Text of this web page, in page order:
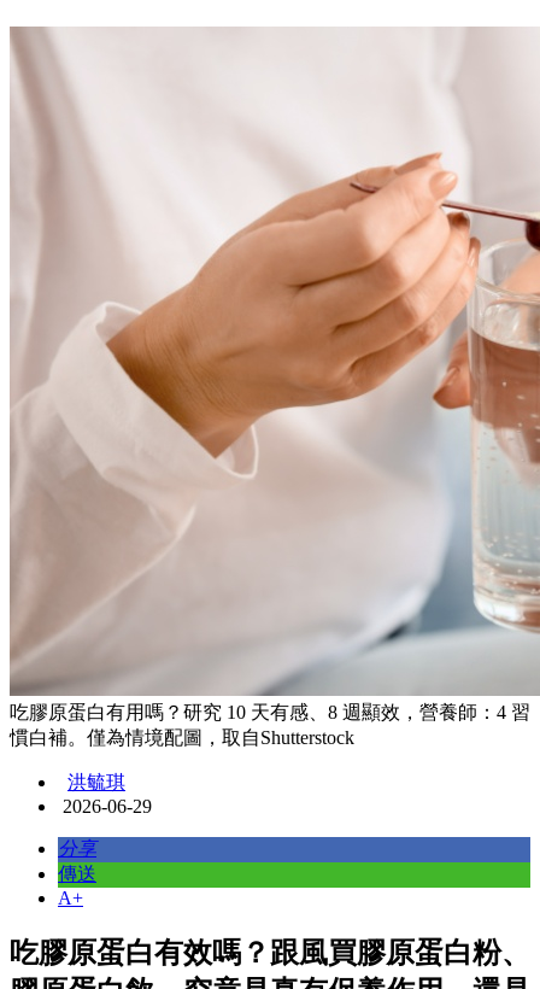
吃膠原蛋白有用嗎？研究 10 天有感、8 週顯效，營養師：4 習
慣白補。僅為情境配圖，取自Shutterstock
洪毓琪
2026-06-29
分享
傳送
A+
吃膠原蛋白有效嗎？跟風買膠原蛋白粉、